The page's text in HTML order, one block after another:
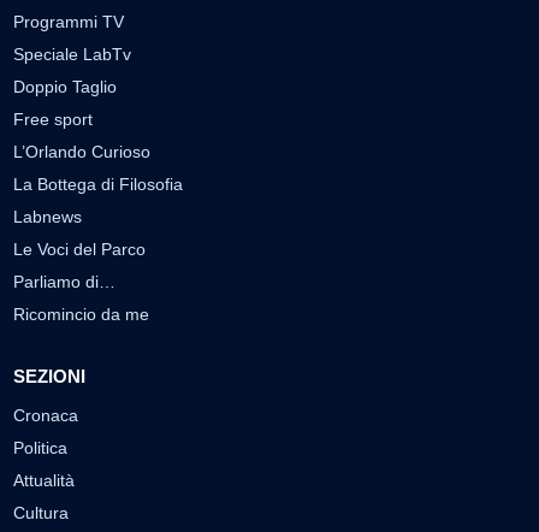
Programmi TV
Speciale LabTv
Doppio Taglio
Free sport
L’Orlando Curioso
La Bottega di Filosofia
Labnews
Le Voci del Parco
Parliamo di…
Ricomincio da me
SEZIONI
Cronaca
Politica
Attualità
Cultura